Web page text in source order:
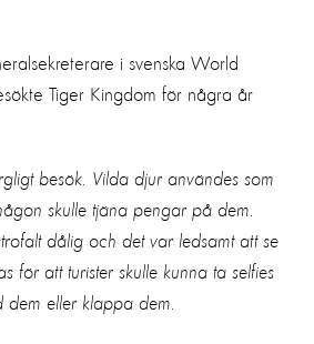
i svenska World
Tiger Kingdom för några år
besök. Vilda djur användes som
skulle tjäna pengar på dem.
dålig och det var ledsamt att se
för att turister skulle kunna ta selfies
dem eller klappa dem.